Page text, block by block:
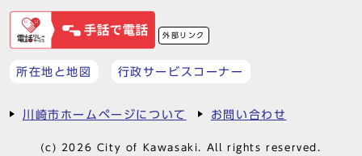
外部リンク
所在地と地図 行政サービスコーナー
川崎市ホームページについて お問い合わせ
(c) 2026 City of Kawasaki. All rights reserved.